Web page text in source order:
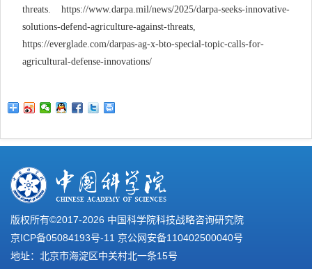
threats. https://www.darpa.mil/news/2025/darpa-seeks-innovative-
solutions-defend-agriculture-against-threats,
https://everglade.com/darpas-ag-x-bto-special-topic-calls-for-
agricultural-defense-innovations/
版权所有©2017-2026 中国科学院科技战略咨询研究院
京ICP备05084193号-11 京公网安备110402500040号
地址：北京市海淀区中关村北一条15号